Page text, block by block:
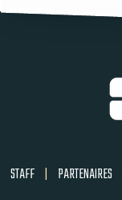
STAFF | PARTENAIRES